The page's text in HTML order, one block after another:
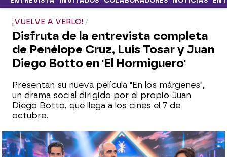
¡VUELVE A VERLO!
Disfruta de la entrevista completa
de Penélope Cruz, Luis Tosar y Juan
Diego Botto en 'El Hormiguero'
Presentan su nueva película "En los márgenes",
un drama social dirigido por el propio Juan
Diego Botto, que llega a los cines el 7 de
octubre.